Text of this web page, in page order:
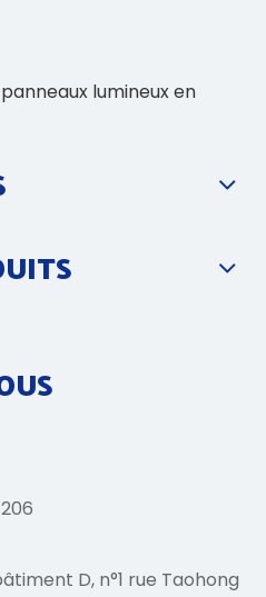
lumineux en
D, n°1 rue Taohong